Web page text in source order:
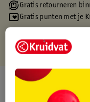
Gratis retourneren
Gratis punten met je
Over dit product